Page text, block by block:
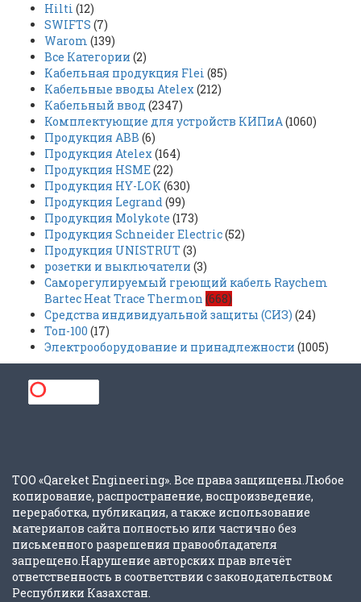
Hilti (12)
SWIFTS (7)
Warom (139)
Все Категории (2)
Кабельная продукция Flei (85)
Кабельные вводы Atelex(212)
Кабельный ввод (2347)
Комплектующие для устройств КИПиА(1060)
Продукция ABB (6)
Продукция Atelex(164)
Продукция HSME(22)
Продукция HY-LOK (630)
Продукция Legrand(99)
Продукция Molykote (173)
Продукция Schneider Electric(52)
Продукция UNISTRUT (3)
розетки и выключатели (3)
Саморегулируемый греющий кабель Raychem
Bartec Heat Trace Thermon (668)
Средства индивидуальной защиты (СИЗ) (24)
Топ-100 (17)
Электрооборудование и принадлежности (1005)
ТОО «Qareket Engineering». Все права защищены.Любое
копирование, распространение, воспроизведение,
переработка, публикация, а также использование
материалов сайта полностью или частично без
письменного разрешения правообладателя
запрещено.Нарушение авторских прав влечёт
ответственность в соответствии с законодательством
Республики Казахстан.